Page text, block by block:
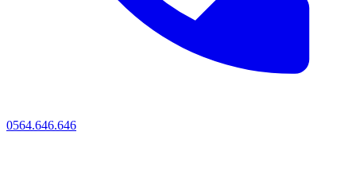
0564.646.646